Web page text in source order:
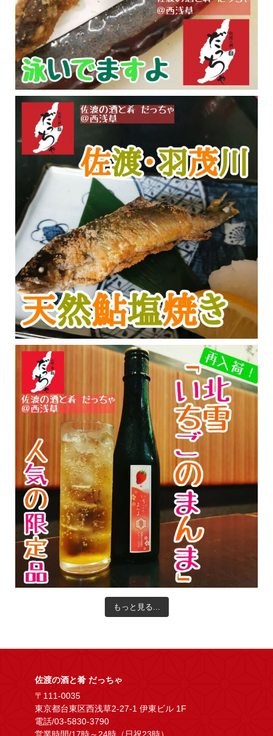
もっと見る...
佐渡の酒と肴 だっちゃ
〒111-0035
東京都台東区西浅草2-27-1 伊東ビル 1F
電話/03-5830-3790